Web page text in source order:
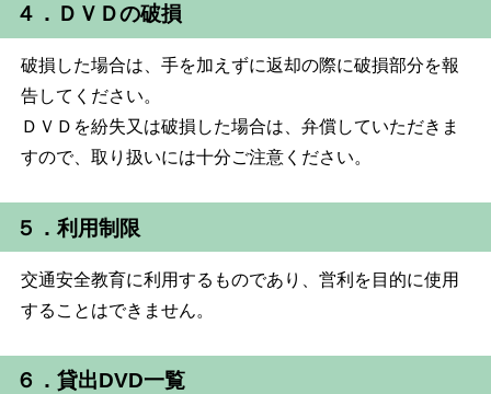
４．ＤＶＤの破損
破損した場合は、手を加えずに返却の際に破損部分を報
告してください。
ＤＶＤを紛失又は破損した場合は、弁償していただきま
すので、取り扱いには十分ご注意ください。
５．利用制限
交通安全教育に利用するものであり、営利を目的に使用
することはできません。
６．貸出DVD一覧